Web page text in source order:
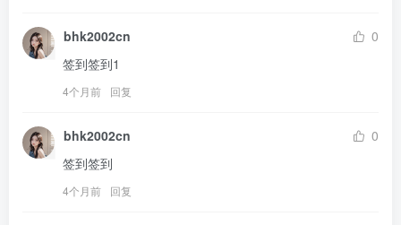
bhk2002cn
0
签到签到1
4个月前 回复
bhk2002cn
0
签到签到
4个月前 回复